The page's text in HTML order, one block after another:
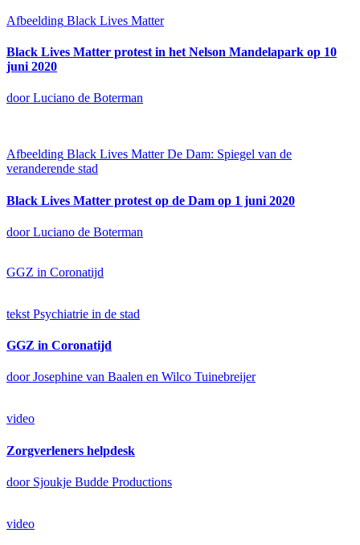
Afbeelding Black Lives Matter
Black Lives Matter protest in het Nelson Mandelapark op 10
juni 2020
door Luciano de Boterman
Afbeelding Black Lives Matter De Dam: Spiegel van de
veranderende stad
Black Lives Matter protest op de Dam op 1 juni 2020
door Luciano de Boterman
GGZ in Coronatijd
tekst Psychiatrie in de stad
GGZ in Coronatijd
door Josephine van Baalen en Wilco Tuinebreijer
video
Zorgverleners helpdesk
door Sjoukje Budde Productions
video